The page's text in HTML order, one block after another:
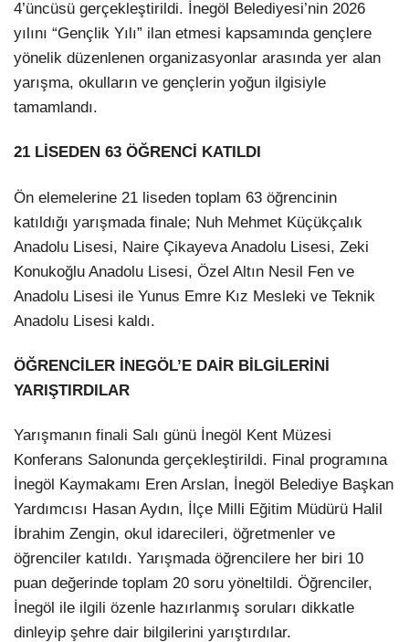
4’üncüsü gerçekleştirildi. İnegöl Belediyesi’nin 2026
yılını “Gençlik Yılı” ilan etmesi kapsamında gençlere
yönelik düzenlenen organizasyonlar arasında yer alan
yarışma, okulların ve gençlerin yoğun ilgisiyle
tamamlandı.
21 LİSEDEN 63 ÖĞRENCİ KATILDI
Ön elemelerine 21 liseden toplam 63 öğrencinin
katıldığı yarışmada finale; Nuh Mehmet Küçükçalık
Anadolu Lisesi, Naire Çikayeva Anadolu Lisesi, Zeki
Konukoğlu Anadolu Lisesi, Özel Altın Nesil Fen ve
Anadolu Lisesi ile Yunus Emre Kız Mesleki ve Teknik
Anadolu Lisesi kaldı.
ÖĞRENCİLER İNEGÖL’E DAİR BİLGİLERİNİ
YARIŞTIRDILAR
Yarışmanın finali Salı günü İnegöl Kent Müzesi
Konferans Salonunda gerçekleştirildi. Final programına
İnegöl Kaymakamı Eren Arslan, İnegöl Belediye Başkan
Yardımcısı Hasan Aydın, İlçe Milli Eğitim Müdürü Halil
İbrahim Zengin, okul idarecileri, öğretmenler ve
öğrenciler katıldı. Yarışmada öğrencilere her biri 10
puan değerinde toplam 20 soru yöneltildi. Öğrenciler,
İnegöl ile ilgili özenle hazırlanmış soruları dikkatle
dinleyip şehre dair bilgilerini yarıştırdılar.